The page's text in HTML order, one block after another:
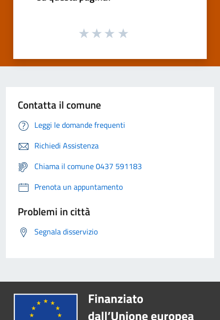
Contatta il comune
Leggi le domande frequenti
Richiedi Assistenza
Chiama il comune 0437 591183
Prenota un appuntamento
Problemi in città
Segnala disservizio